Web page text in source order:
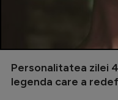
Personalitatea zilei
legenda care a